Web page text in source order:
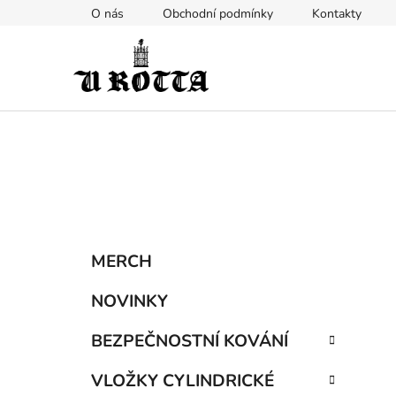
O nás Obchodní podmínky Kontakty
Přeskočit
kategorie
MERCH
NOVINKY
BEZPEČNOSTNÍ KOVÁNÍ
VLOŽKY CYLINDRICKÉ